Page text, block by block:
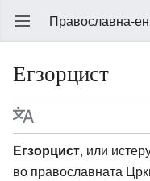
Православна-
Егзорцист
Егзорцист, или
во православната